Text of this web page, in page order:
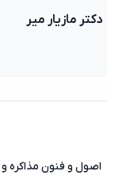
دکتر مازیار میر
اصول و فنون مذاکره و